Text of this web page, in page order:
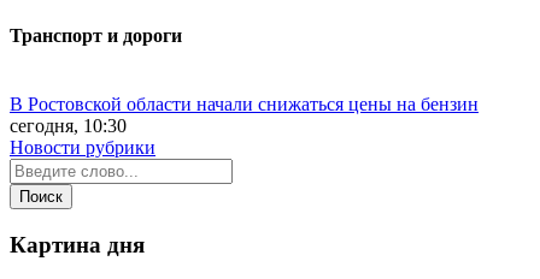
Транспорт и дороги
В Ростовской области начали снижаться цены на бензин
сегодня, 10:30
Новости рубрики
Картина дня